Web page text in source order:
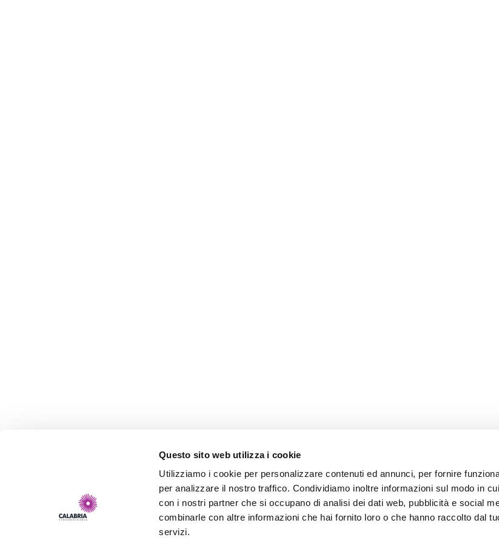
Questo sito web utilizza i cookie
Utilizziamo i cookie per personalizzare contenuti ed annunci, per fornire
per analizzare il nostro traffico. Condividiamo inoltre informazioni sul modo in
con i nostri partner che si occupano di analisi dei dati web, pubblicità e social
combinarle con altre informazioni che hai fornito loro o che hanno raccolto dal
servizi.